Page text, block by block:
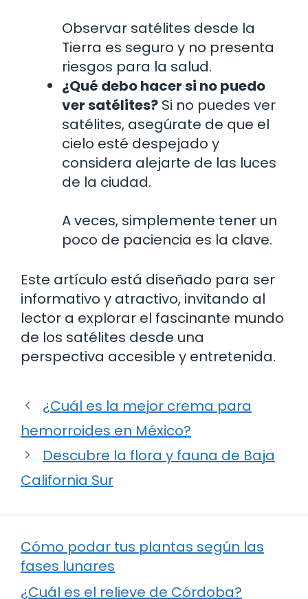
Observar satélites desde la
Tierra es seguro y no presenta
riesgos para la salud.
¿Qué debo hacer si no puedo
ver satélites? Si no puedes ver
satélites, asegúrate de que el
cielo esté despejado y
considera alejarte de las luces
de la ciudad.
A veces, simplemente tener un
poco de paciencia es la clave.
Este artículo está diseñado para ser
informativo y atractivo, invitando al
lector a explorar el fascinante mundo
de los satélites desde una
perspectiva accesible y entretenida.
¿Cuál es la mejor crema para
hemorroides en México?
Descubre la flora y fauna de Baja
California Sur
Cómo podar tus plantas según las
fases lunares
¿Cuál es el relieve de Córdoba?